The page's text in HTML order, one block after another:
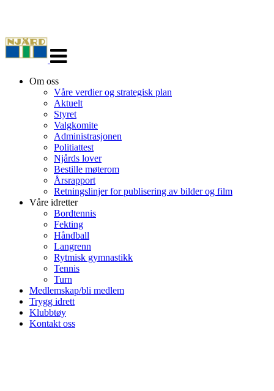
navigasjon
Om oss
Våre verdier og strategisk plan
Aktuelt
Styret
Valgkomite
Administrasjonen
Politiattest
Njårds lover
Bestille møterom
Årsrapport
Retningslinjer for publisering av bilder og film
Våre idretter
Bordtennis
Fekting
Håndball
Langrenn
Rytmisk gymnastikk
Tennis
Turn
Medlemskap/bli medlem
Trygg idrett
Klubbtøy
Kontakt oss